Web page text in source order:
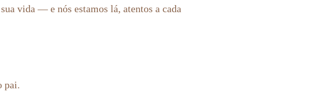
vida — e nós estamos lá, atentos a cada
pai.